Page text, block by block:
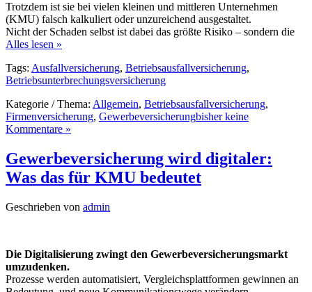
Trotzdem ist sie bei vielen kleinen und mittleren Unternehmen
(KMU) falsch kalkuliert oder unzureichend ausgestaltet.
Nicht der Schaden selbst ist dabei das größte Risiko – sondern die
Alles lesen »
Tags: Ausfallversicherung, Betriebsausfallversicherung,
Betriebsunterbrechungsversicherung
Kategorie / Thema: Allgemein, Betriebsausfallversicherung,
Firmenversicherung, Gewerbeversicherungbisher keine
Kommentare »
Gewerbeversicherung wird digitaler:
Was das für KMU bedeutet
Geschrieben von admin
Die Digitalisierung zwingt den Gewerbeversicherungsmarkt
umzudenken.
Prozesse werden automatisiert, Vergleichsplattformen gewinnen an